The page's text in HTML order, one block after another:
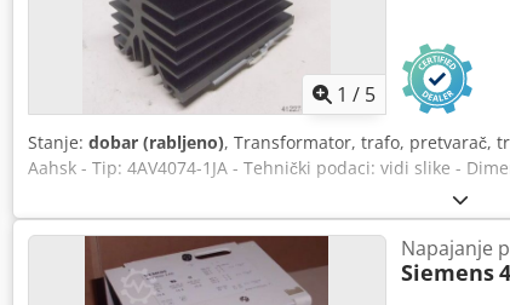
1 / 5
Stanje: dobar (rabljeno), Transformator, trafo, pretvarač,
Aahsk - Tip: 4AV4074-1JA - Tehnički podaci: vidi slike -
Napajanje
Siemens